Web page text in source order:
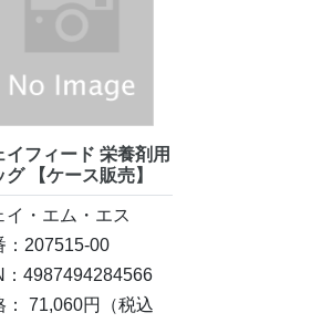
イフィード 栄養剤用
グ 【ケース販売】
イ・エム・エス
：207515-00
：4987494284566
： 71,060円
（税込